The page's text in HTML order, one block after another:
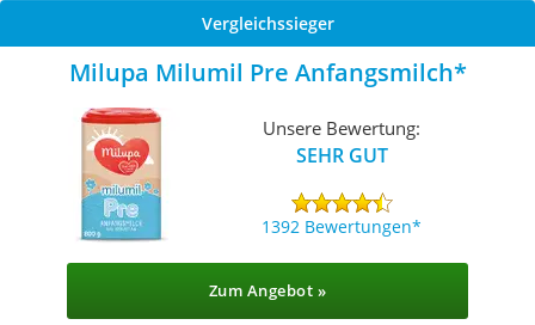
Vergleichssieger
Milupa Milumil Pre Anfangsmilch
Unsere Bewertung:
SEHR GUT
1392 Bewertungen
Zum Angebot »